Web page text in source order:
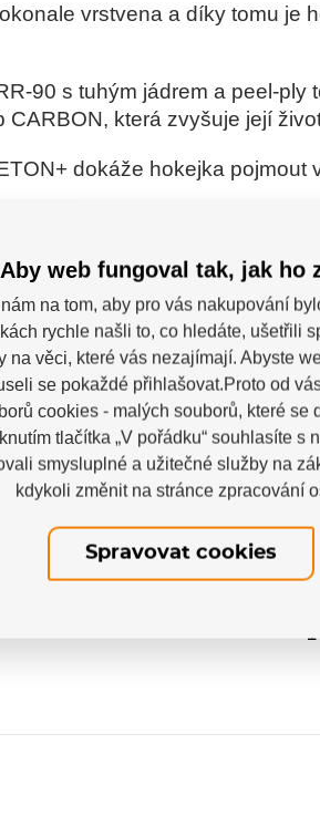
vrstvena a díky tomu je
90 s tuhým jádrem a peel-
CARBON, která zvyšuje její
dokáže hokejka pojmout
při střele umožňuje
do rukou střelce.
uživatelů. Hodnotit
doporučuje
5
3
1
Aby web fungoval tak, jak ho
na tom, aby pro vás nakupování
rychle našli to, co hledáte, ušetřili
na věci, které vás nezajímají. Abyste
se pokaždé přihlašovat.Proto od
cookies - malých souborů, které
tlačítka „V pořádku“ souhlasíte s
smysluplné a užitečné služby na
kdykoli změnit na stránce zpracování
Spravovat cookies